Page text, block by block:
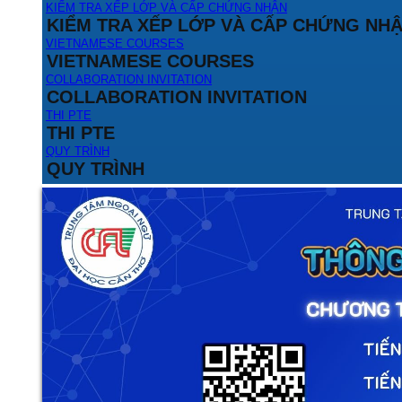
KIỂM TRA XẾP LỚP VÀ CẤP CHỨNG NHẬN
KIỂM TRA XẾP LỚP VÀ CẤP CHỨNG
VIETNAMESE COURSES
VIETNAMESE COURSES
COLLABORATION INVITATION
COLLABORATION INVITATION
THI PTE
THI PTE
QUY TRÌNH
QUY TRÌNH